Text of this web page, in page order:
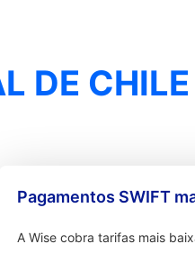
DE CHILE
Pagamentos SWIFT
A Wise cobra tarifas mais